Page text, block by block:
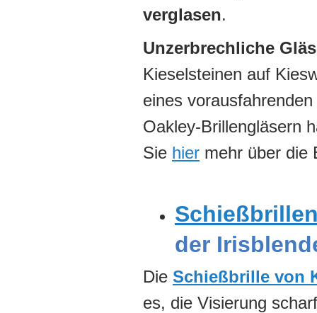
verglasen.
Unzerbrechliche
Kieselsteinen auf
eines
Oakley-Brillengläsern
Sie hier mehr über die
der
Die Schießbrille von
es, die Visierung